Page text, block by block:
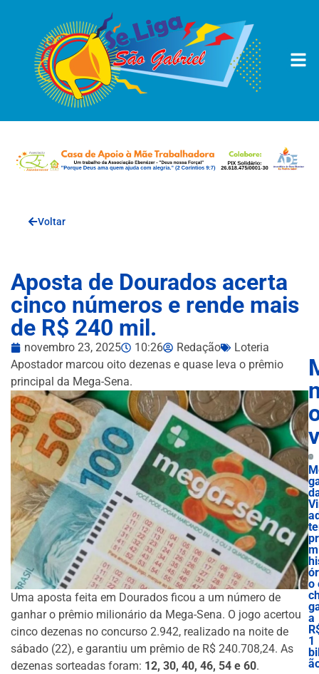
Voltar
Aposta de Dourados acerta
cinco números e rende mais
de R$ 240 mil.
novembro 23, 2025 10:26 Redação
Loteria
Apostador marcou oito dezenas e quase leva o prêmio
principal da Mega-Sena.
Uma aposta feita em Dourados ficou a um número de
ganhar o prêmio milionário da Mega-Sena. O jogo acertou
cinco dezenas no concurso 2.942, realizado na noite de
sábado (22), e garantiu um prêmio de R$ 240.708,24. As
dezenas sorteadas foram: 12, 30, 40, 46, 54 e 60.
o
a
1